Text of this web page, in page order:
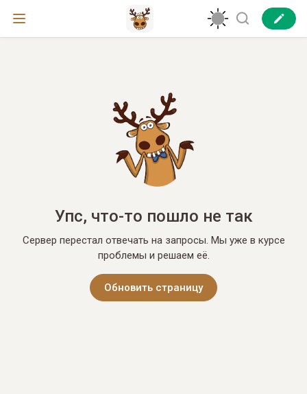
Упс, что-то пошло не так
Сервер перестал отвечать на запросы. Мы уже в курсе
проблемы и решаем её.
Обновить страницу